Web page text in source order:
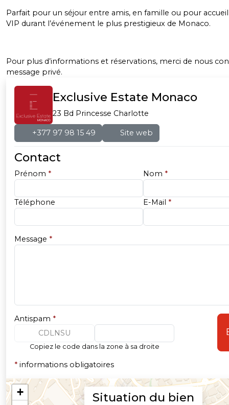
Parfait pour un séjour entre amis, en famille ou pour
VIP durant l’événement le plus prestigieux de Monaco.
Pour plus d’informations et réservations, merci de nous
message privé.
Exclusive Estate Monaco
23 Bd Princesse Charlotte
+377 97 98 15 49 Site web
Contact
Prénom * Nom *
Téléphone E-Mail *
Message *
Antispam *
CDLNSU
Copiez le code dans la zone à sa droite
* informations obligatoires
Situation du bien